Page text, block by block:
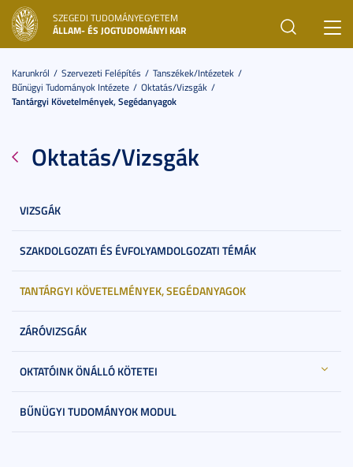
SZEGEDI TUDOMÁNYEGYETEM
ÁLLAM- ÉS JOGTUDOMÁNYI KAR
Karunkról Szervezeti Felépítés
Tanszékek/Intézetek
Bűnügyi Tudományok Intézete
Oktatás/Vizsgák
Tantárgyi Követelmények, Segédanyagok
Oktatás/Vizsgák
VIZSGÁK
SZAKDOLGOZATI ÉS ÉVFOLYAMDOLGOZATI TÉMÁK
TANTÁRGYI KÖVETELMÉNYEK, SEGÉDANYAGOK
ZÁRÓVIZSGÁK
OKTATÓINK ÖNÁLLÓ KÖTETEI
BŰNÜGYI TUDOMÁNYOK MODUL